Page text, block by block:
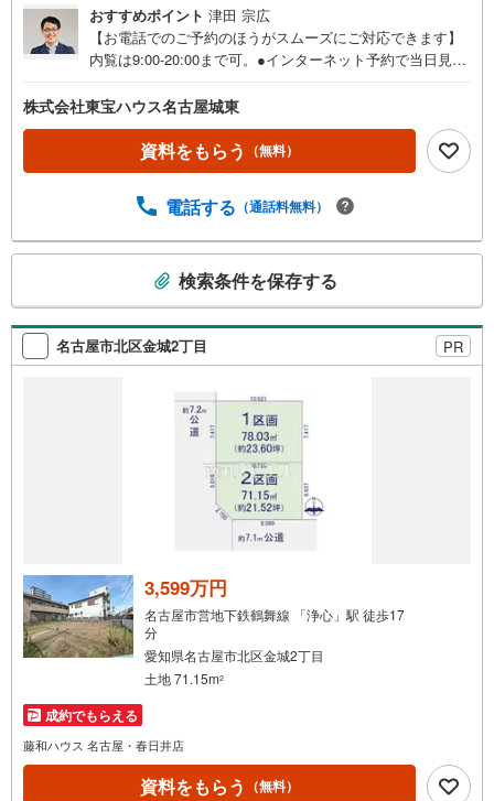
おすすめポイント 津田 宗広
【お電話でのご予約のほうがスムーズにご対応できます】
内覧は9:00-20:00まで可。●インターネット予約で当日見学
（2）本日～4日以内をご希望の方は「ご要望・ご質問欄」
に希望日時をご記入ください！《東宝ハウス名古屋城東の
こだわり》スタッフ一同、すべてのお客様に対して、自分
の家族や仲の良い友人に対するときと同じ気持ちで接客さ
と出会い、住宅ローンやその他のサービスの内容にもご満
だきます。私たちが携わる不動産ビジネスでは安全で安心
な取引を実現することはプロとしての使命です。営業スタ
ッフを管理職が常にサポートする体制で、ダブルチェック
はもちろん何度も報告と確認を繰り返し、取引の安全性を
追求しています。ご覧いただきありがとうございます！
株式会社東宝ハウス名古屋城東
資料をもらう （無料）
電話する （通話料無料）
検
索
条
る
・
条
件
マ
イ
ペ
ー
検索条件を保存する
名古屋市北区金城2丁目 PR
3,599万円
名古屋市営地下鉄鶴舞線 「浄心」駅 徒歩17
分
愛知県名古屋市北区金城2丁目
土地 71.15m2
成約でもらえる
藤和ハウス 名古屋・春日井店
資料をもらう （無料）